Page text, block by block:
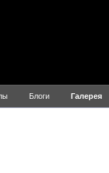
Блоги Галерея